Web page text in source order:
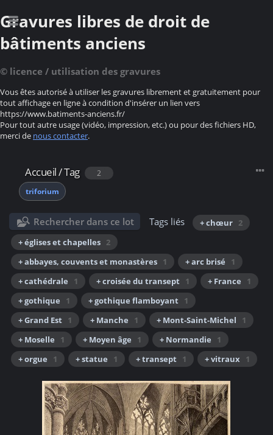
Gravures libres de droit de
bâtiments anciens
© licence / utilisation des gravures
Vous êtes autorisé à utiliser les gravures librement et gratuitement pour
tout affichage en ligne à condition d'insérer un lien vers
https://www.batiments-anciens.fr/
Pour tout autre usage (vidéo, impression, etc.) ou pour des fichiers HD,
merci de nous contacter.
Accueil/Tag
2
triforium
Rechercher dans ce lot Tags liés + chœur 2
+ églises et chapelles 2
+ abbayes, couvents et monastères 1 + arc brisé
1
+ cathédrale
1 + croisée du transept 1 + France
1
+ gothique
1 + gothique flamboyant 1
+ Grand Est 1 + Manche 1 + Mont-Saint-Michel
1
+ Moselle
1 + Moyen âge 1 + Normandie
1
+ orgue
1 + statue 1 + transept 1 + vitraux 1